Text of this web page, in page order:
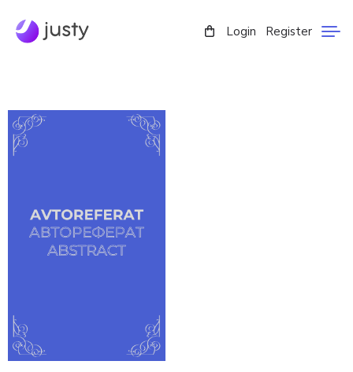
Login Register